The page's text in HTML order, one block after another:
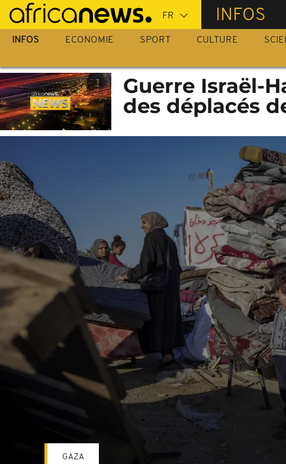
Passer
au
contenu
INFOS
INFOS ECONOMIE SPORT CULTURE
Guerre Israël-
des déplacés
GAZA